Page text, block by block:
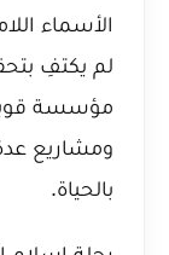
الأسماء
لم يكتفِ
مؤسسة
ومشاريع
بالحياة.